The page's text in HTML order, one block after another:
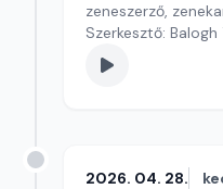
zeneszerző,
Szerkesztő:
2026. 04. 28.